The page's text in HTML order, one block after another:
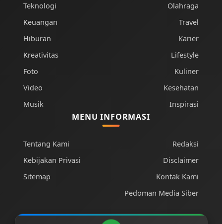
Teknologi
Keuangan
Hiburan
Kreativitas
Foto
Video
Musik
Olahraga
Travel
Karier
Lifestyle
Kuliner
Kesehatan
Inspirasi
MENU INFORMASI
Tentang Kami
Kebijakan Privasi
Sitemap
Redaksi
Disclaimer
Kontak Kami
Pedoman Media Siber